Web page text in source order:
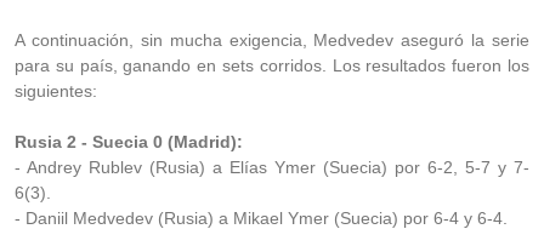
A continuación, sin mucha exigencia, Medvedev aseguró la serie
para su país, ganando en sets corridos. Los resultados fueron los
siguientes:
Rusia 2 - Suecia 0 (Madrid):
- Andrey Rublev (Rusia) a Elías Ymer (Suecia) por 6-2, 5-7 y 7-
6(3).
- Daniil Medvedev (Rusia) a Mikael Ymer (Suecia) por 6-4 y 6-4.